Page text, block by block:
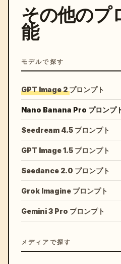
その他のプ
能
モデルで探す
GPT Image 2 プロンプト
Nano Banana Pro プロンプ
Seedream 4.5 プロンプト
GPT Image 1.5 プロンプト
Seedance 2.0 プロンプト
Grok Imagine プロンプト
Gemini 3 Pro プロンプト
メディアで探す